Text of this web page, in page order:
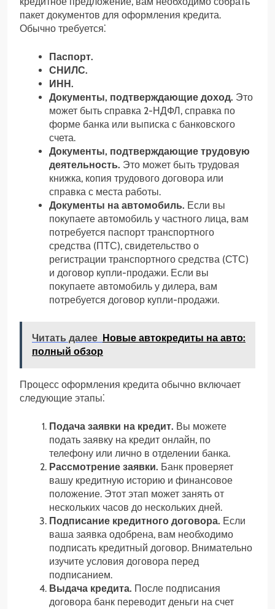
пакет документов для оформления кредита.
Обычно требуется⁚
Паспорт.
СНИЛС.
ИНН.
Документы, подтверждающие доход. Это
может быть справка 2-НДФЛ, справка по
форме банка или выписка с банковского
счета.
Документы, подтверждающие трудовую
деятельность. Это может быть трудовая
книжка, копия трудового договора или
справка с места работы.
Документы на автомобиль. Если вы
покупаете автомобиль у частного лица, вам
потребуется паспорт транспортного
средства (ПТС), свидетельство о
регистрации транспортного средства (СТС)
и договор купли-продажи. Если вы
покупаете автомобиль у дилера, вам
потребуется договор купли-продажи.
Читать далее Новые автокредиты на авто:
полный обзор
Процесс оформления кредита обычно включает
следующие этапы⁚
Подача заявки на кредит. Вы можете
подать заявку на кредит онлайн, по
телефону или лично в отделении банка.
Рассмотрение заявки. Банк проверяет
вашу кредитную историю и финансовое
положение. Этот этап может занять от
нескольких часов до нескольких дней.
Подписание кредитного договора. Если
ваша заявка одобрена, вам необходимо
подписать кредитный договор. Внимательно
изучите условия договора перед
подписанием.
Выдача кредита. После подписания
договора банк переводит деньги на счет